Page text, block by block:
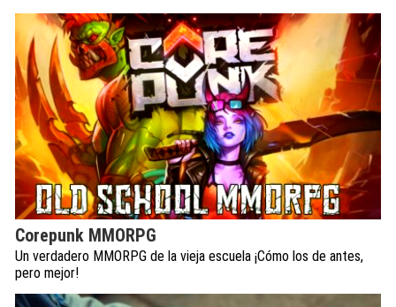
Corepunk MMORPG
Un verdadero MMORPG de la vieja escuela ¡Cómo los de antes,
pero mejor!